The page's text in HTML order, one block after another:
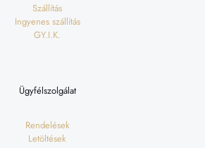
Szállítás
Ingyenes szállítás
GY.I.K.
Ügyfélszolgálat
Rendelések
Letöltések